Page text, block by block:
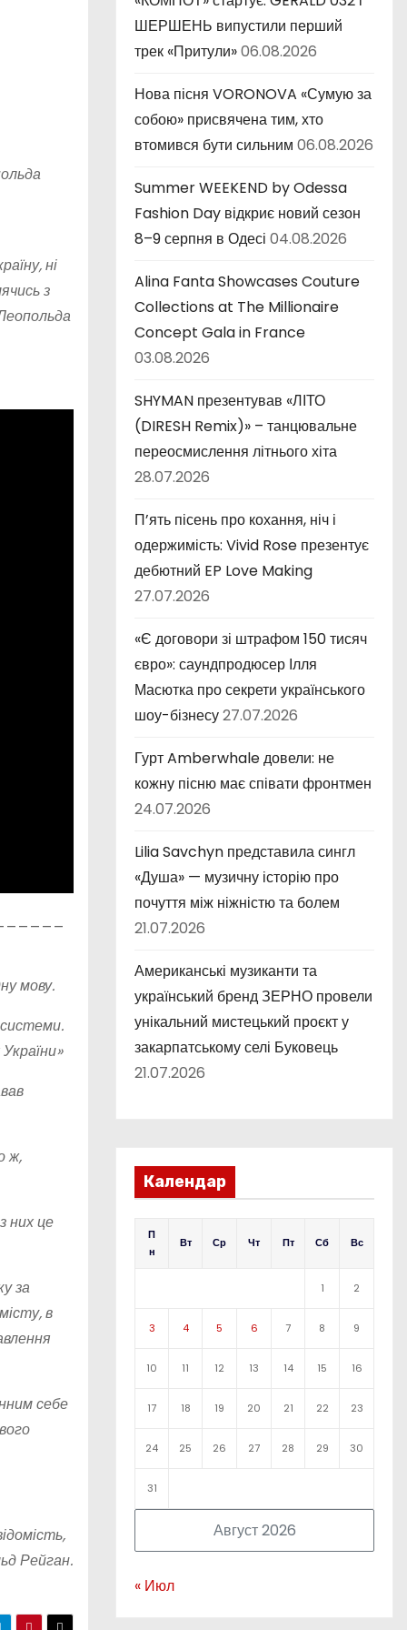
ні
з
мову.
ж,
них це
за
в
себе
Рейган.
ШЕРШЕНЬ випустили перший
трек «Притули»06.08.2026
Нова пісня VORONOVA «Сумую за
собою» присвячена тим, хто
втомився бути сильним 06.08.2026
Summer WEEKEND by Odessa
Fashion Day відкриє новий сезон
8–9 серпня в Одесі 04.08.2026
Alina Fanta Showcases Couture
Collections at The Millionaire
Concept Gala in France
03.08.2026
SHYMAN презентував «ЛІТО
(DIRESH Remix)» – танцювальне
переосмислення літнього хіта
28.07.2026
П’ять пісень про кохання, ніч і
одержимість: Vivid Rose презентує
дебютний EP Love Making
27.07.2026
«Є договори зі штрафом 150 тисяч
євро»: саундпродюсер Ілля
Масютка про секрети українського
шоу-бізнесу27.07.2026
Гурт Amberwhale довели: не
кожну пісню має співати фронтмен
24.07.2026
Lilia Savchyn представила сингл
«Душа» — музичну історію про
почуття між ніжністю та болем
21.07.2026
Американські музиканти та
український бренд ЗЕРНО провели
унікальний мистецький проєкт у
закарпатському селі Буковець
21.07.2026
Календар
Август 2026
П
н
Вт Ср Чт Пт Сб Вс
1 2
3 4 5 6 7 8 9
10 11 12 13 14 15 16
17 18 19 20 21 22 23
24 25 26 27 28 29 30
31
« Июл